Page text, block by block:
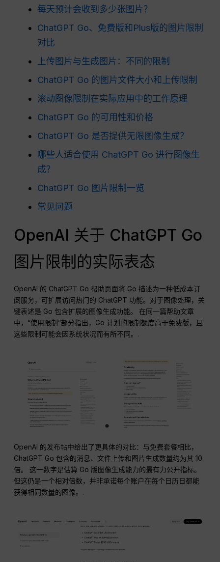
每天预计会收到多少张图片？
ChatGPT Go、免费版和Plus版的图片限制
对比
上传图片与生成图片：不同的限制
ChatGPT Go 的图片文件大小和上传限制
滚动图像限制在实际应用中的工作原理
ChatGPT Go 的可用性和价格
ChatGPT Go 是否提供无限图像生成？
哪些人适合使用 ChatGPT Go 进行图像生
成？
ChatGPT Go 图片限制一览
常见问题
OpenAI 关于 ChatGPT Go
图片限制的实际表态
OpenAI 的 ChatGPT Go 帮助页面将 Go 描述为一种低成本订
阅服务，可扩展访问热门的 ChatGPT 功能。对于图像处理，关
键表述是 Go 包含扩展的图像生成功能。 在同一篇帮助文章
中，“使用限制”部分指出，Go 计划的限制额度高于免费版，且
这些限制可能会因系统状况而有所不同。.
OpenAI 的发布帖中给出了更具体的对比：与免费套餐相比，
ChatGPT Go 包含的消息、文件上传和图片生成数量约为其 10
倍。 这一数字是估算 Go 版图像生成能力的最有力公开指标。
但这仍是一个相对倍数，并非承诺每个账户在每个日历日都能
获得相同数量的图像。.